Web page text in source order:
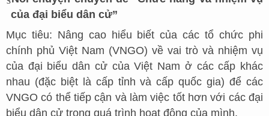
của đại biểu dân cử”
Mục tiêu: Nâng cao hiểu biết của các tổ chức phi
chính phủ Việt Nam (VNGO) về vai trò và nhiệm vụ
của đại biểu dân cử của Việt Nam ở các cấp khác
nhau (đặc biệt là cấp tỉnh và cấp quốc gia) để các
VNGO có thể tiếp cận và làm việc tốt hơn với các đại
biểu dân cử trong quá trình hoạt động của mình.